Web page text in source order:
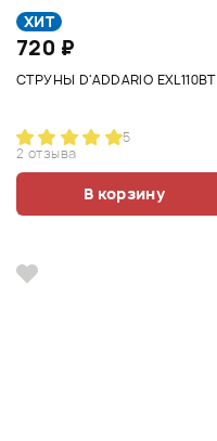
ХИТ
720 ₽
СТРУНЫ D'ADDARIO EXL110BT
5
2 отзыва
В корзину